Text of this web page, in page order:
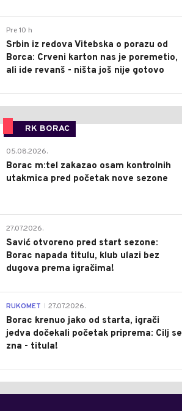
Pre 10 h
Srbin iz redova Vitebska o porazu od
Borca: Crveni karton nas je poremetio,
ali ide revanš - ništa još nije gotovo
RK BORAC
05.08.2026.
Borac m:tel zakazao osam kontrolnih
utakmica pred početak nove sezone
27.07.2026.
Savić otvoreno pred start sezone:
Borac napada titulu, klub ulazi bez
dugova prema igračima!
RUKOMET 27.07.2026.
Borac krenuo jako od starta, igrači
jedva dočekali početak priprema: Cilj se
zna - titula!